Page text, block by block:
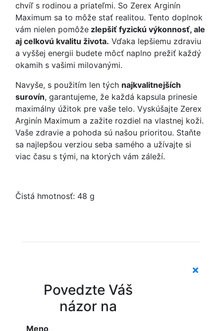
chvíľ s rodinou a priateľmi. So Zerex Arginín
Maximum sa to môže stať realitou. Tento doplnok
vám nielen pomôže zlepšiť fyzickú výkonnosť, ale
aj celkovú kvalitu života. Vďaka lepšiemu zdraviu
a vyššej energii budete môcť naplno prežiť každý
okamih s vašimi milovanými.
Navyše, s použitím len tých najkvalitnejších
surovín, garantujeme, že každá kapsula prinesie
maximálny úžitok pre vaše telo. Vyskúšajte Zerex
Arginín Maximum a zažite rozdiel na vlastnej koži.
Vaše zdravie a pohoda sú našou prioritou. Staňte
sa najlepšou verziou seba samého a užívajte si
viac času s tými, na ktorých vám záleží.
Čistá hmotnosť: 48 g
Povedzte Váš
názor na
Meno